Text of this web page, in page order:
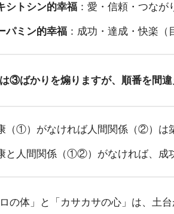
シトシン的幸福：愛・信頼・つなが
パミン的幸福：成功・達成・快楽（
③ばかりを煽りますが、順番を間違
（①）がなければ人間関係（②）は
と人間関係（①②）がなければ、成
ロの体」と「カサカサの心」は、土